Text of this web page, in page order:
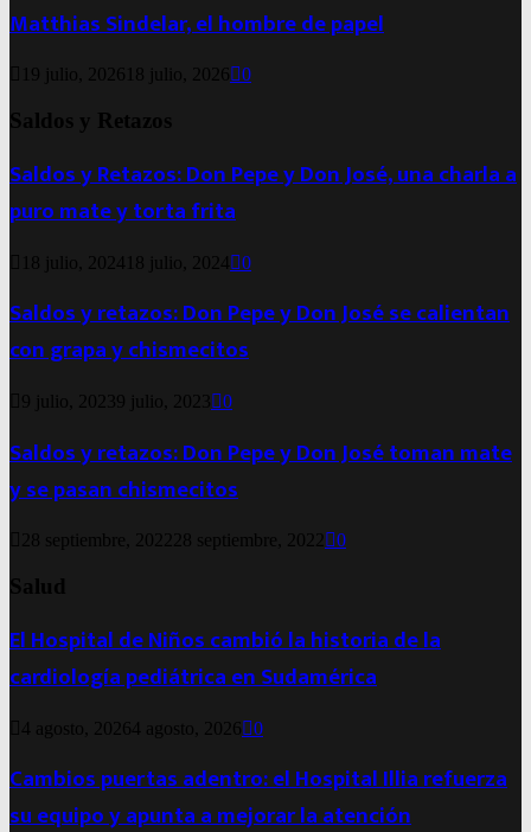
Matthias Sindelar, el hombre de papel
19 julio, 2026 18 julio, 2026 0
Saldos y Retazos
Saldos y Retazos: Don Pepe y Don José, una charla a
puro mate y torta frita
18 julio, 2024 18 julio, 2024 0
Saldos y retazos: Don Pepe y Don José se calientan
con grapa y chismecitos
9 julio, 20239 julio, 2023 0
Saldos y retazos: Don Pepe y Don José toman mate
y se pasan chismecitos
28 septiembre, 202228 septiembre, 2022 0
Salud
El Hospital de Niños cambió la historia de la
cardiología pediátrica en Sudamérica
4 agosto, 20264 agosto, 2026 0
Cambios puertas adentro: el Hospital Illia refuerza
su equipo y apunta a mejorar la atención